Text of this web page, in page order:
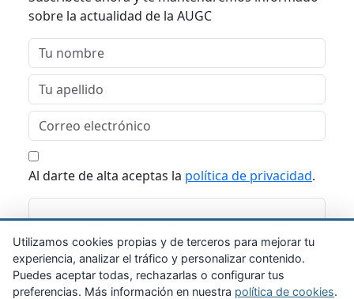
sobre la actualidad de la AUGC
Al darte de alta aceptas la política de privacidad.
Suscribirme
Utilizamos cookies propias y de terceros para mejorar tu
experiencia, analizar el tráfico y personalizar contenido.
Puedes aceptar todas, rechazarlas o configurar tus
preferencias. Más información en nuestra política de cookies.